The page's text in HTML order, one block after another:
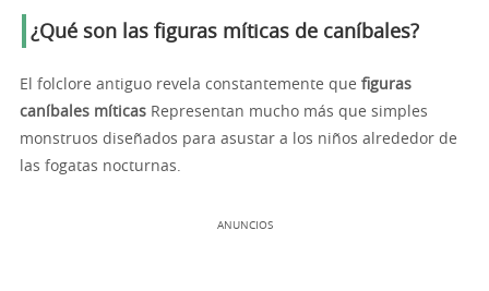
¿Qué son las figuras míticas de caníbales?
El folclore antiguo revela constantemente que figuras
caníbales míticas Representan mucho más que simples
monstruos diseñados para asustar a los niños alrededor de
las fogatas nocturnas.
ANUNCIOS